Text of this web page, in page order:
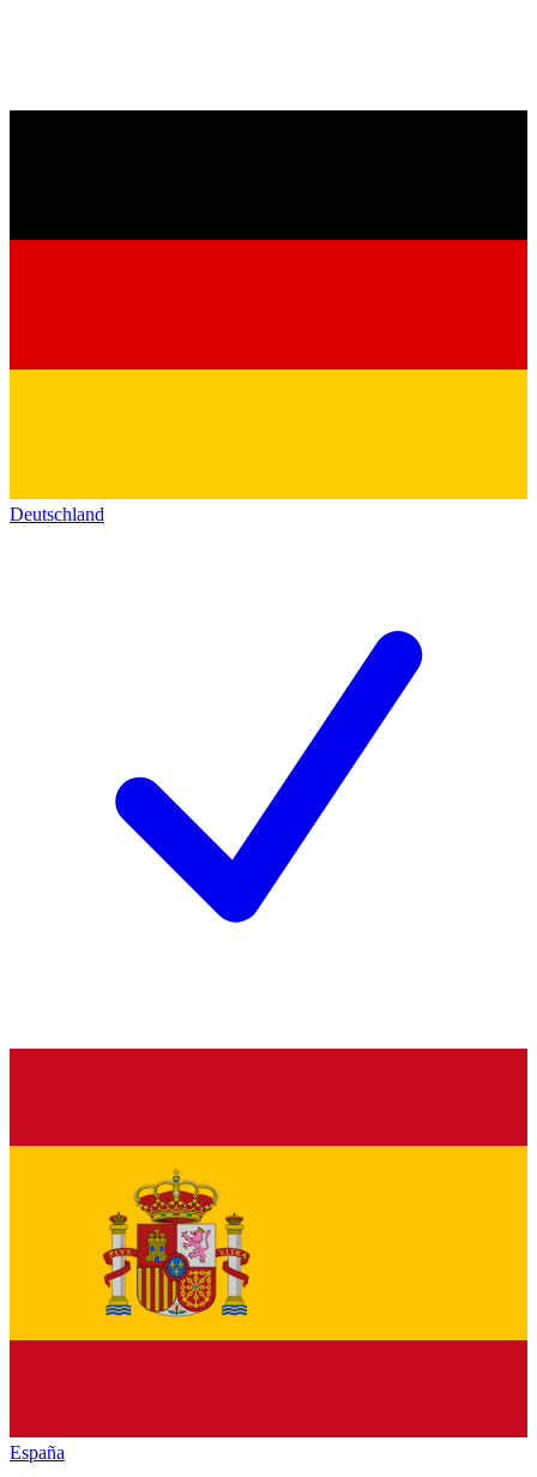
Deutschland
España